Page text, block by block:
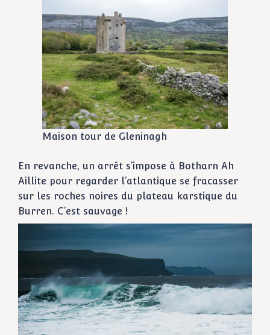
Maison tour de Gleninagh
En revanche, un arrêt s’impose à Botharn Ah
Aillite pour regarder l’atlantique se fracasser
sur les roches noires du plateau karstique du
Burren. C’est sauvage !